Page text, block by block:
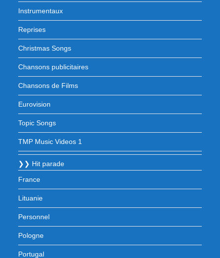
Instrumentaux
Reprises
Christmas Songs
Chansons publicitaires
Chansons de Films
Eurovision
Topic Songs
TMP Music Videos 1
❯❯ Hit parade
France
Lituanie
Personnel
Pologne
Portugal